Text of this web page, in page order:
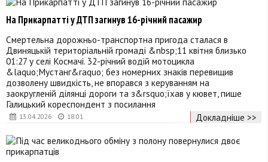
13.04.2026 18:01
На Прикарпатті у ДТП загинув 16-річний пасажир
Смертельна дорожньо-транспортна пригода сталася в
Двиняцькій територіальній громаді &nbsp;11 квітня близько
01:27 у селі Космачі. 32-річний водій мотоцикла
&laquo;Мустанг&raquo; без номерних знаків перевищив
дозволену швидкість, не впорався з керуванням на
заокругленій ділянці дороги та з&rsquo;їхав у кювет, пише
Галицький кореспондент з посилання
Докладніше >>